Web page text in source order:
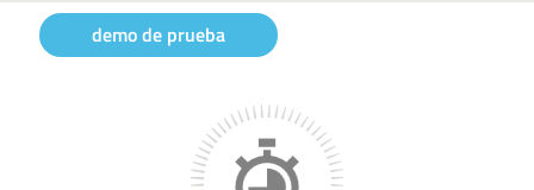
demo de prueba